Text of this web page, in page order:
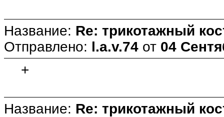
Название: Re: трикотажный
Отправлено: l.a.v.74 от 04
+
Название: Re: трикотажный